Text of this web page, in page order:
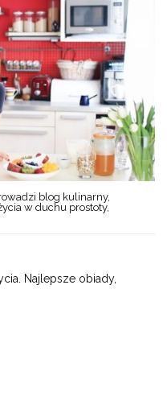
blog kulinarny,
w duchu prostoty,
Najlepsze obiady,